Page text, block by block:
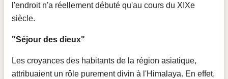
l'endroit n'a réellement débuté qu'au cours du XIXe
siècle.
"Séjour des dieux"
Les croyances des habitants de la région asiatique,
attribuaient un rôle purement divin à l'Himalaya. En effet,